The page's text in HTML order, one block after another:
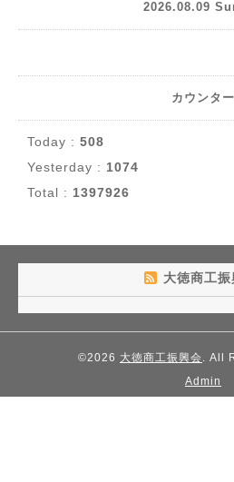
2026.08.09
カウンター
Today : 508
Yesterday : 1074
Total : 1397926
大徳商工振
©2026 大徳商工振興会 . All
Admin